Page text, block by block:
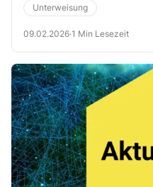
je, dass Führungskräfte
was erlaubt ist und was nicht.
Unterweisung
09.02.2026·1 Min Lesezeit